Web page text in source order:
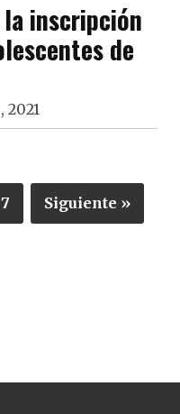
la inscripción
de
2021
7 Siguiente »